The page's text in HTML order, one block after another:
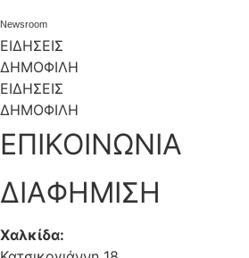
Εκπαίδευσης του ΔΟΑΠΠΕΧ, που
Δημοτικό Ωδείο «Ν. Σκαλκώτα» και τη Δημοτική
Χορού, θα επιτρέπεται η λειτουργία και των
σπουδαστές κάτω των έντεκα (11) ετών καθώς
Newsroom
ΕΙΔΗΣΕΙΣ
ΔΗΜΟΦΙΛΗ
ΕΙΔΗΣΕΙΣ
ΔΗΜΟΦΙΛΗ
ΕΠΙΚΟΙΝΩΝΙΑ
ΔΙΑΦΗΜΙΣΗ
Χαλκίδα: